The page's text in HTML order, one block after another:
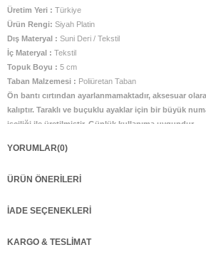
Üretim Yeri : Türkiye
Ürün Rengi: Siyah Platin
Dış Materyal : Suni Deri / Tekstil
İç Materyal : Tekstil
Topuk Boyu : 5 cm
Taban Malzemesi : Poliüretan Taban
Ön bantı cırtından ayarlanmamaktadır, aksesuar
kalıptır. Taraklı ve buçuklu ayaklar için bir büyük
işçiliği ile üretilmiştir. Günlük kullanıma uygundur.
YORUMLAR(0)
ÜRÜN ÖNERILERI
İADE SEÇENEKLERI
KARGO & TESLIMAT